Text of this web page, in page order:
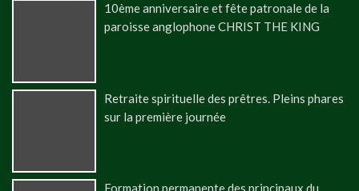
10ème anniversaire et fête patronale de la
paroisse anglophone CHRIST THE KING
Retraite spirituelle des prêtres. Pleins phares
sur la première journée